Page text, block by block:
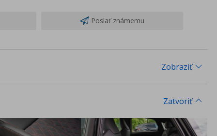
Poslať známemu
Zobraziť
Zatvoriť